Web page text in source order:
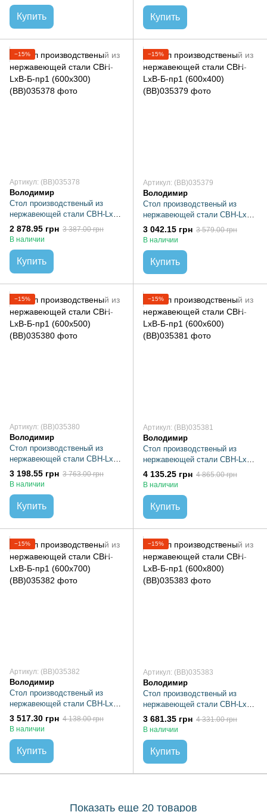
Купить Купить
−15%
Артикул: (BB)035378
Володимир
Стол производственый из
нержавеющей стали СВН-LхB-
Б-пр1 (600х300)
2 878.95 грн 3 387.00 грн
В наличии
Купить
−15%
Артикул: (BB)035379
Володимир
Стол производственый из
нержавеющей стали СВН-LхB-
Б-пр1 (600х400)
3 042.15 грн 3 579.00 грн
В наличии
Купить
−15%
Артикул: (BB)035380
Володимир
Стол производственый из
нержавеющей стали СВН-LхB-
Б-пр1 (600х500)
3 198.55 грн 3 763.00 грн
В наличии
Купить
−15%
Артикул: (BB)035381
Володимир
Стол производственый из
нержавеющей стали СВН-LхB-
Б-пр1 (600х600)
4 135.25 грн 4 865.00 грн
В наличии
Купить
−15%
Артикул: (BB)035382
Володимир
Стол производственый из
нержавеющей стали СВН-LхB-
Б-пр1 (600х700)
3 517.30 грн 4 138.00 грн
В наличии
Купить
−15%
Артикул: (BB)035383
Володимир
Стол производственый из
нержавеющей стали СВН-LхB-
Б-пр1 (600х800)
3 681.35 грн 4 331.00 грн
В наличии
Купить
Показать еще 20 товаров